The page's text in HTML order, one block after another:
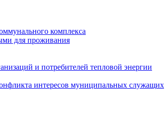
комплекса
для проживания
и потребителей тепловой энергии
интересов муниципальных служащих